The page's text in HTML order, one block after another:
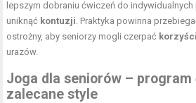
lepszym dobraniu ćwiczeń do
uniknąć kontuzji . Praktyka powinna
ostrożny, aby seniorzy mogli czerpać
urazów.
Joga dla seniorów – program
zalecane style